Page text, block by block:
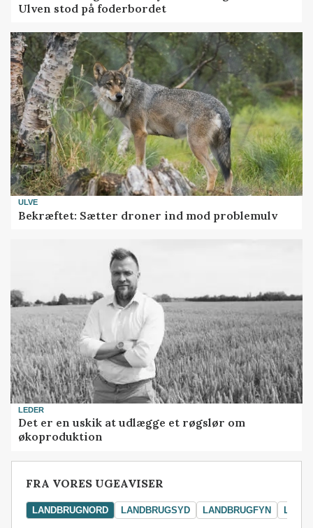
Ulven stod på foderbordet
ULVE
Bekræftet: Sætter droner ind mod problemulv
LEDER
Det er en uskik at udlægge et røgslør om
økoproduktion
FRA VORES UGEAVISER
LANDBRUGNORD LANDBRUGSYD LANDBRUGFYN